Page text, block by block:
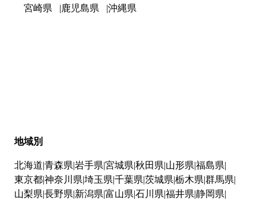
宮崎県
鹿児島県 沖縄県
地域別
北海道 青森県 岩手県 宮城県 秋田県 山形県 福島県
東京都神奈川県 埼玉県 千葉県 茨城県 栃木県 群馬県
山梨県 長野県 新潟県 富山県 石川県 福井県 静岡県